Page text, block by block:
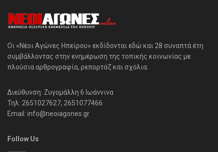
Οι «Νέοι Αγώνες Ηπείρου» εκδίδονται εδώ και 28 συναπτά έτη
συμβάλλοντας στην ενημέρωση της τοπικής κοινωνίας με
πλούσια αρθρογραφία, ρεπορτάζ και σχόλια.
Διεύθυνση: Ζυγομάλλη 6 Ιωάννινα
Τηλ: 2651027627, 2651077466
Email: info@neoiagones.gr
Follow Us